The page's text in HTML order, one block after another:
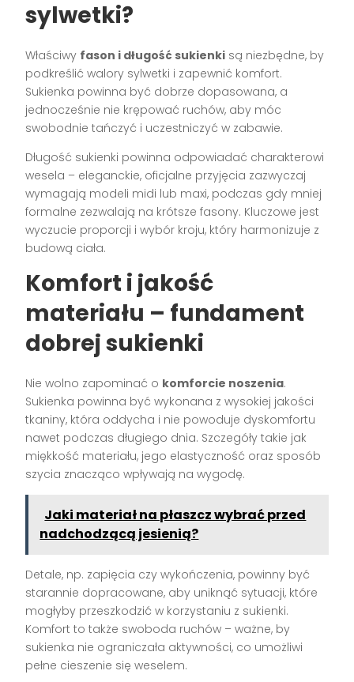
sylwetki?
Właściwy fason i długość sukienki są niezbędne, by
podkreślić walory sylwetki i zapewnić komfort.
Sukienka powinna być dobrze dopasowana, a
jednocześnie nie krępować ruchów, aby móc
swobodnie tańczyć i uczestniczyć w zabawie.
Długość sukienki powinna odpowiadać charakterowi
wesela – eleganckie, oficjalne przyjęcia zazwyczaj
wymagają modeli midi lub maxi, podczas gdy mniej
formalne zezwalają na krótsze fasony. Kluczowe jest
wyczucie proporcji i wybór kroju, który harmonizuje z
budową ciała.
Komfort i jakość
materiału – fundament
dobrej sukienki
Nie wolno zapominać o komforcie noszenia.
Sukienka powinna być wykonana z wysokiej jakości
tkaniny, która oddycha i nie powoduje dyskomfortu
nawet podczas długiego dnia. Szczegóły takie jak
miękkość materiału, jego elastyczność oraz sposób
szycia znacząco wpływają na wygodę.
Jaki materiał na płaszcz wybrać przed
nadchodzącą jesienią?
Detale, np. zapięcia czy wykończenia, powinny być
starannie dopracowane, aby uniknąć sytuacji, które
mogłyby przeszkodzić w korzystaniu z sukienki.
Komfort to także swoboda ruchów – ważne, by
sukienka nie ograniczała aktywności, co umożliwi
pełne cieszenie się weselem.